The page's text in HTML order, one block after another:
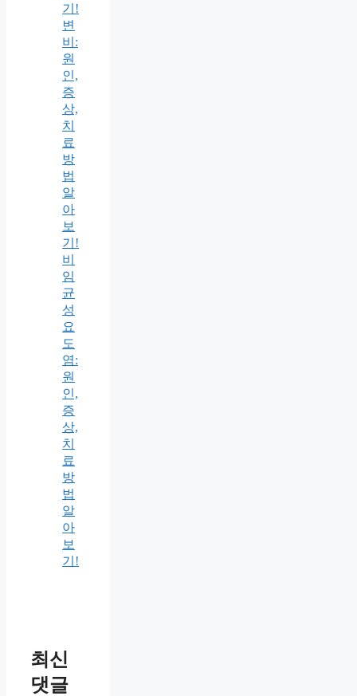
기!
변
비:
원
인,
증
상,
치
료
방
법
알
아
보
기!
비
임
균
성
요
도
염:
원
인,
증
상,
치
료
방
법
알
아
보
기!
최신
댓글